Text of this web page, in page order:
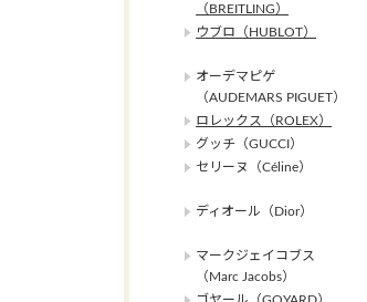
（BREITLING）
ウブロ（HUBLOT）
オーデマピゲ
（AUDEMARS PIGUET）
ロレックス（ROLEX）
グッチ（GUCCI）
セリーヌ（Céline）
ディオール（Dior）
マークジェイコブス
（Marc Jacobs）